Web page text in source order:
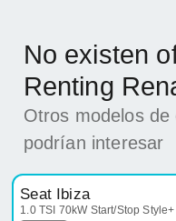
No existen
Renting
Otros modelos
podrían interesar
Seat Ibiza
1.0 TSI 70kW Start/Stop Style+